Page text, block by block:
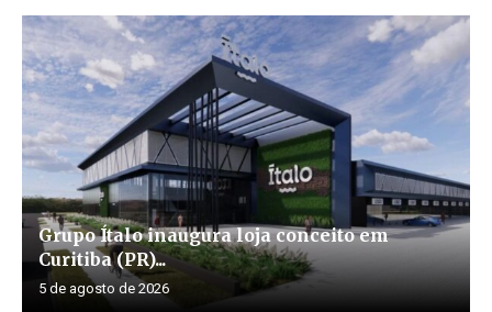
Grupo Ítalo inaugura loja conceito em
Curitiba (PR)...
5 de agosto de 2026